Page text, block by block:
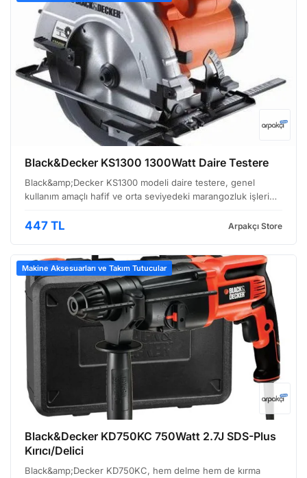
Black&Decker KS1300 1300Watt Daire Testere
Black&amp;Decker KS1300 modeli daire testere, genel
kullanım amaçlı hafif ve orta seviyedeki marangozluk işleri
hobi projeleri veya atölye çalışmalarında…
447 TL Arpakçı Store
Makine Aksesuarları ve Takım Tutucular
Black&Decker KD750KC 750Watt 2.7J SDS-Plus
Kırıcı/Delici
Black&amp;Decker KD750KC, hem delme hem de kırma